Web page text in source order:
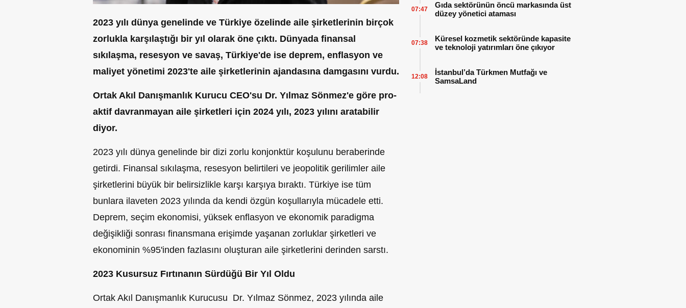
2023 yılı dünya genelinde ve Türkiye özelinde aile şirketlerinin birçok
zorlukla karşılaştığı bir yıl olarak öne çıktı. Dünyada finansal
sıkılaşma, resesyon ve savaş, Türkiye'de ise deprem, enflasyon ve
maliyet yönetimi 2023'te aile şirketlerinin ajandasına damgasını vurdu.
Ortak Akıl Danışmanlık Kurucu CEO'su Dr. Yılmaz Sönmez'e göre pro-
aktif davranmayan aile şirketleri için 2024 yılı, 2023 yılını aratabilir
diyor.
2023 yılı dünya genelinde bir dizi zorlu konjonktür koşulunu beraberinde
getirdi. Finansal sıkılaşma, resesyon belirtileri ve jeopolitik gerilimler aile
şirketlerini büyük bir belirsizlikle karşı karşıya bıraktı. Türkiye ise tüm
bunlara ilaveten 2023 yılında da kendi özgün koşullarıyla mücadele etti.
Deprem, seçim ekonomisi, yüksek enflasyon ve ekonomik paradigma
değişikliği sonrası finansmana erişimde yaşanan zorluklar şirketleri ve
ekonominin %95'inden fazlasını oluşturan aile şirketlerini derinden sarstı.
2023 Kusursuz Fırtınanın Sürdüğü Bir Yıl Oldu
Ortak Akıl Danışmanlık Kurucusu Dr. Yılmaz Sönmez, 2023 yılında aile
Gıda sektörünün öncü markasında üst
düzey yönetici ataması
07:47
Küresel kozmetik sektöründe kapasite
ve teknoloji yatırımları öne çıkıyor
07:38
İstanbul’da Türkmen Mutfağı ve
SamsaLand
12:08